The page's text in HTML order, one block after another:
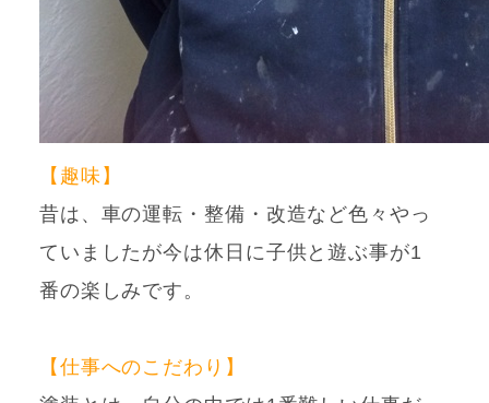
【趣味】
昔は、車の運転・整備・改造など色々やっ
ていましたが今は休日に子供と遊ぶ事が1
番の楽しみです。
【仕事へのこだわり】